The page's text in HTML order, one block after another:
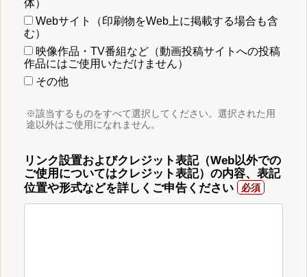
体）
Webサイト（印刷物をWeb上に掲載する場合も含
む）
映像作品・TV番組など（動画投稿サイトへの投稿
作品にはご使用いただけません）
その他
※該当するものをすべて選択してください。選択された用
途以外はご使用になれません。
リンク設置およびクレジット表記（Web以外での
ご使用についてはクレジット表記）の内容、表記
位置や形式などを詳しくご申告ください